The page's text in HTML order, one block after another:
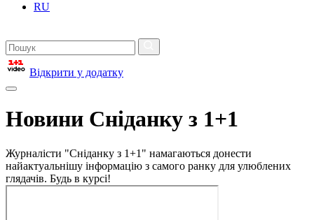
RU
Відкрити у додатку
Новини Сніданку з 1+1
Журналісти "Сніданку з 1+1" намагаються донести
найактуальнішу інформацію з самого ранку для улюблених
глядачів. Будь в курсі!